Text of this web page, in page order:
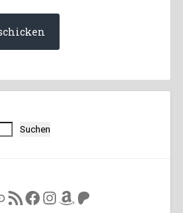
Suchen
RSS-FeedFacebook
Instagram
Amazon
Patreon